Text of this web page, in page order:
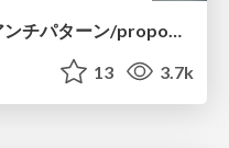
13 3.7k